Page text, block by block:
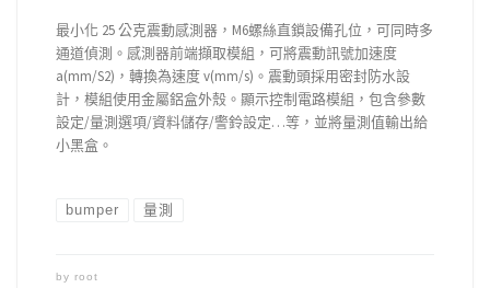
最小化 25 公克震動感測器，M6螺絲直鎖設備孔位，可同時多
通道偵測。感測器前端擷取模組，可將震動訊號加速度
a(mm/S2)，轉換為速度 v(mm/s)。震動頭採用密封防水設
計，模組使用金屬鋁盒外殼。顯示控制電路模組，包含參數
設定/量測選項/資料儲存/警鈴設定…等，並將量測值輸出給
小黑盒。
bumper 量測
by root